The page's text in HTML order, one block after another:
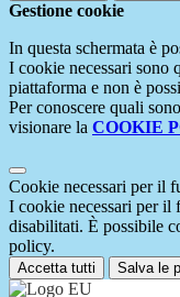
Gestione cookie
In questa schermata è
I cookie necessari sono
piattaforma e non è
Per conoscere quali
visionare la COOKIE
Cookie necessari per il
I cookie necessari per il
disabilitati. È possibile
policy.
Accetta tutti Salva le